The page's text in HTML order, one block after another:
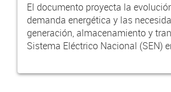
El documento proyecta la
demanda energética y las
generación, almacenamiento y
Sistema Eléctrico Nacional (SEN)